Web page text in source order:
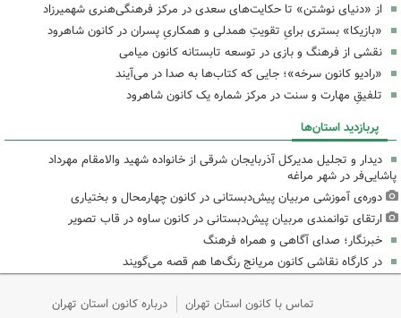
از «دنیای نوشتن» تا حکایت‌های سعدی در مرکز فرهنگی‌هنری شهمیرزاد
«بازیکا» بستری برایِ تقویتِ همدلی و همکاریِ پسران در کانون شاهرود
نقشی از فرهنگ و بازی در توسعه تابستانه کانون میامی
«رادیو کانون سرخه»؛ جایی که کتاب‌ها به صدا در می‌آیند
تلفیقِ مهارت و سنت در مرکز شماره یک کانون شاهرود
پربازدید استان‌ها
دیدار و تجلیل مدیرکل آذربایجان شرقی از خانواده شهید والامقام مهرداد
پاشایی‌فر در شهر مراغه
دوره‌ی آموزشی مربیان پیش‌دبستانی در کانون چهارمحال و بختیاری
ارتقای توانمندی مربیان پیش‌دبستانی در کانون ساوه در قاب تصویر
خبرنگار؛ صدای آگاهی و همراه فرهنگ
در کارگاه نقاشی کانون مریانج رنگ‌ها هم قصه می‌گویند
تماس با کانون استان تهران درباره کانون استان تهران